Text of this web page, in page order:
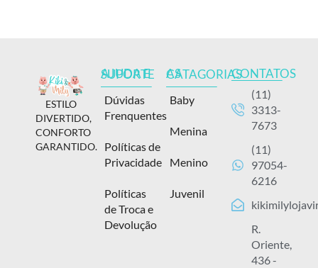
ESTILO
DIVERTIDO,
CONFORTO
GARANTIDO.
AJUDA E SUPORTE
Dúvidas
Frenquentes
Políticas de
Privacidade
Políticas
de Troca e
Devolução
AS CATAGORIAS
Baby
Menina
Menino
Juvenil
CONTATOS
(11)
3313-
7673
(11)
97054-
6216
R.
Oriente,
436 -